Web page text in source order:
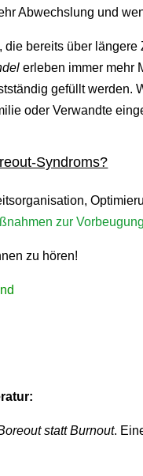
Abwechslung und
die bereits über
erleben immer mehr
gefüllt werden.
oder Verwandte
Syndroms?
zur
zu hören!
statt Burnout.